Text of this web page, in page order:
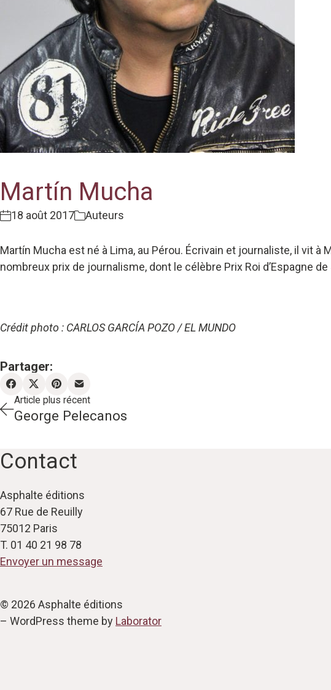
Martín Mucha
18 août 2017 Auteurs
Martín Mucha est né à Lima, au Pérou. Écrivain et journaliste, il vit à
nombreux prix de journalisme, dont le célèbre Prix Roi d’Espagne
Crédit photo : CARLOS GARCÍA POZO / EL MUNDO
Partager:
George Pelecanos
Article plus récent
Contact
Asphalte éditions
67 Rue de Reuilly
75012 Paris
T. 01 40 21 98 78
Envoyer un message
© 2026 Asphalte éditions
– WordPress theme by Laborator